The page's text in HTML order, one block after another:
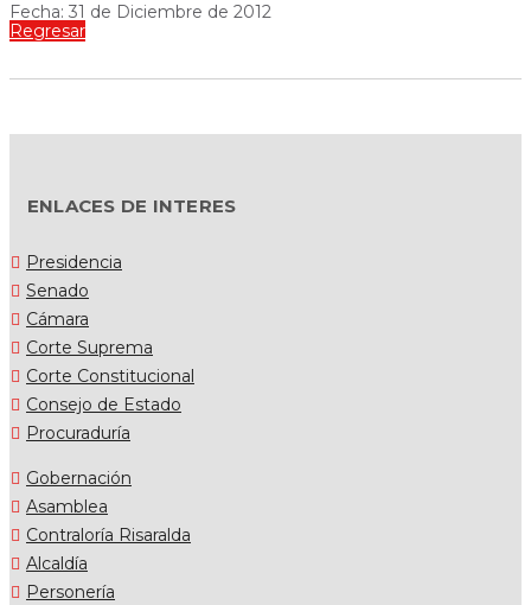
Fecha: 31 de Diciembre de 2012
Regresar
ENLACES DE INTERES
Presidencia
Senado
Cámara
Corte Suprema
Corte Constitucional
Consejo de Estado
Procuraduría
Gobernación
Asamblea
Contraloría Risaralda
Alcaldía
Personería